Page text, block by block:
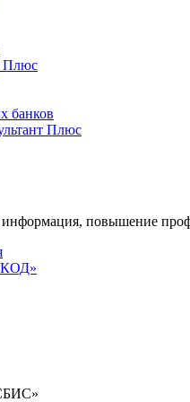
Плюс
банков
Плюс
информация, повышение